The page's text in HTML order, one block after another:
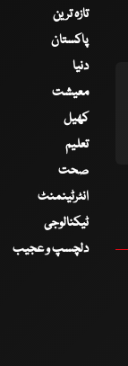
تازہ ترین
پاکستان
دنیا
معیشت
کھیل
تعلیم
صحت
انٹرٹینمنٹ
ٹیکنالوجی
دلچسپ و عجیب